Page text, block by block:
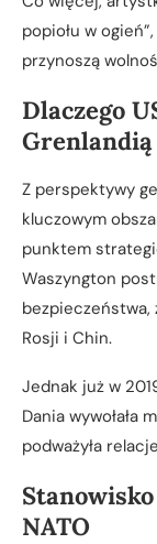
popiołu w
przynoszą
Dlaczego
Grenlandią
Z perspektywy
kluczowym
punktem
Waszyngton
bezpieczeństwa,
Rosji i Chin.
Jednak już w
Dania wywołała
podważyła
NATO